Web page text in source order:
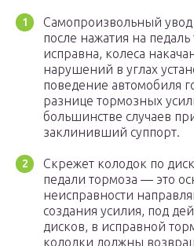
Самопроизвольный увод
после нажатия на
исправна, колеса
нарушений в углах
поведение автомобиля
разнице тормозных
большинстве случаев
заклинивший суппорт.
Скрежет колодок по
педали тормоза — это
неисправности
создания усилия, под
дисков, в исправной
колодки должны